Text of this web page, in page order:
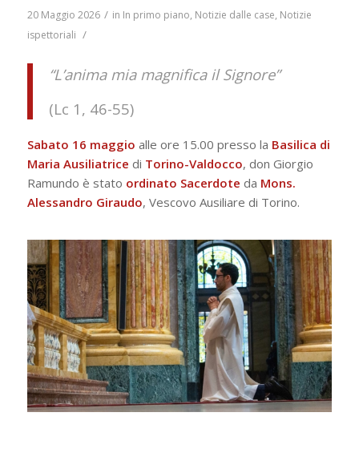
20 Maggio 2026 / in In primo piano, Notizie dalle case, Notizie
ispettoriali /
“L’anima mia magnifica il Signore”
(Lc 1, 46-55)
Sabato 16 maggio alle ore 15.00 presso la Basilica di
Maria Ausiliatrice di Torino-Valdocco, don Giorgio
Ramundo è stato ordinato Sacerdote da Mons.
Alessandro Giraudo, Vescovo Ausiliare di Torino.